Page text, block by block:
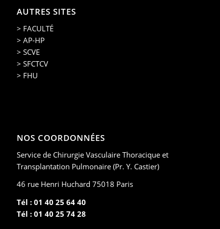
AUTRES SITES
> FACULTÉ
> AP-HP
> SCVE
> SFCTCV
> FHU
NOS COORDONNÉES
Service de Chirurgie Vasculaire Thoracique et
Transplantation Pulmonaire (Pr. Y. Castier)
46 rue Henri Huchard 75018 Paris
Tél : 01 40 25 64 40
Tél : 01 40 25 74 28